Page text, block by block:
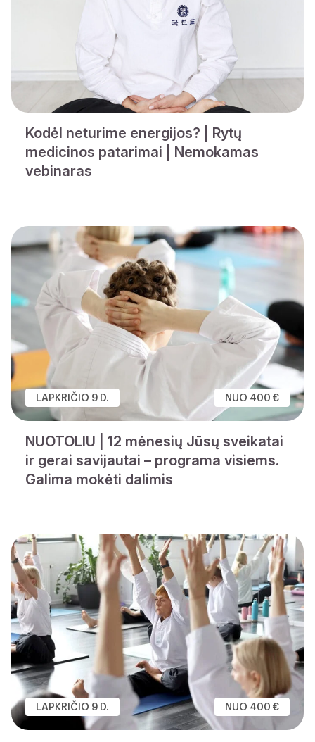
Kodėl neturime energijos? | Rytų
medicinos patarimai | Nemokamas
vebinaras
LAPKRIČIO 9 D. NUO 400 €
NUOTOLIU | 12 mėnesių Jūsų sveikatai
ir gerai savijautai – programa visiems.
Galima mokėti dalimis
LAPKRIČIO 9 D. NUO 400 €